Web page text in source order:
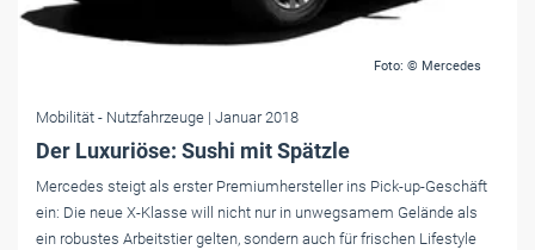
Foto: © Mercedes
Mobilität - Nutzfahrzeuge | Januar 2018
Der Luxuriöse: Sushi mit Spätzle
Mercedes steigt als erster Premiumhersteller ins Pick-up-Geschäft
ein: Die neue X-Klasse will nicht nur in unwegsamem Gelände als
ein robustes Arbeitstier gelten, sondern auch für frischen Lifestyle